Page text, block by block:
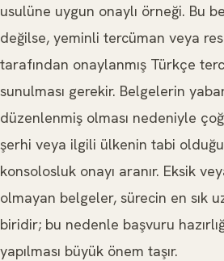
usulüne uygun onaylı örneği. Bu
değilse, yeminli tercüman veya
tarafından onaylanmış Türkçe
sunulması gerekir. Belgelerin
düzenlenmiş olması nedeniyle
şerhi veya ilgili ülkenin tabi
konsolosluk onayı aranır. Eksik
olmayan belgeler, sürecin en sık
biridir; bu nedenle başvuru
yapılması büyük önem taşır.